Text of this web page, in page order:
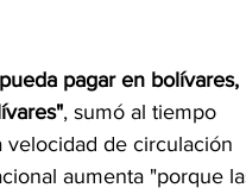
pagar en bolívares,
, sumó al tiempo
velocidad de circulación
aumenta "porque